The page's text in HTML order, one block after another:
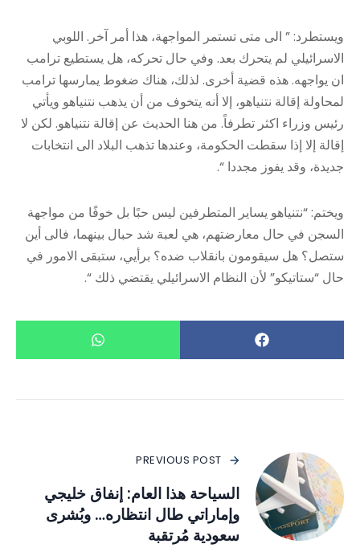
ويستطرد: ” الى متى تستمر المواجهة، هذا أمر آخر. اللوبي
الاسرائيلي لم يتحرك بعد. وفي حال تحركه، هل يستطيع ترامب
ان يواجهه. هذه قضية أخرى. لذلك، هناك ضغوط يمارسها ترامب
لمحاولة إقالة نتنياهو، إلا أنه يتخوف من أن يذهب نتنياهو ويأتي
رئيس وزراء اكثر تطرفاً. من هنا الحديث عن إقالة نتنياهو. لكن لا
إقالة إلا إذا سقطت الحكومة، وعندها تذهب البلاد الى انتخابات
جديدة، وقد يفوز مجددا “.
ويختم: “نتنياهو يساير المتطرفين ليس حبًا بل خوفًا من مواجهة
السجن في حال معارضتهم، هي لعبة شد حبال بينهما، فالى أين
ستصل؟ هل سيقومون بانقلاب ضده؟ برأيي، ستبقى الامور في
حال “ستاتيكو” لأن النظام الاسرائيلي يقتضي ذلك “.
PREVIOUS POST
السياحة هذا العام: إنفاق خليجي
وإماراتي طال انتظاره… وبُشرى
سعودية مُرتقبة